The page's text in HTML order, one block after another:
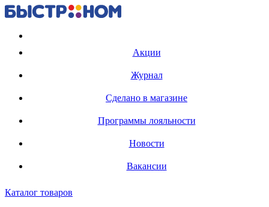
Акции
Журнал
Сделано в магазине
Программы лояльности
Новости
Вакансии
Каталог товаров